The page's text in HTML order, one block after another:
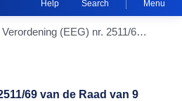
Help Search Menu
Verordening (EEG) nr. 2511/69 van de Raad van 9 december 1969 houdende bijzondere maatregelen voor de verbetering van de produktie en de afzet van citrusvruchten in de Gemeenschap
Actions Portlet
69 van de Raad van 9